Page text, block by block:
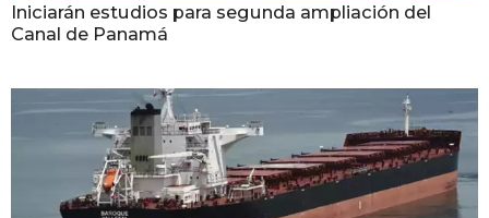
Iniciarán estudios para segunda ampliación del
Canal de Panamá